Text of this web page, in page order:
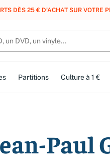
DÈS 25 € D’ACHAT SUR VOTRE
Partitions Culture à 1 €
Paul